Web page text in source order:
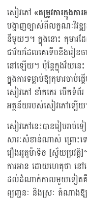
សៀវភៅ «តម្រូវការក្នុងក
បង្ហាញច្បាស់ពីលក្ខណៈវិវឌ្
នីមួយៗ។ ក្នុងនោះ កុមារ
ជាវ័យដែលគេទើបនឹងរៀន
នៅឡើយ។ ប៉ុន្តែក្នុង​វ័យ
ក្នុងការទម្លាប់ឱ្យកុមារច
សៀវភៅ ខាំកកេរ បើកទំព័
អត្ថន័យរបស់សៀវភៅឡើ
សៀវភៅនេះបានរៀបរាប់ទ
សារៈសំខាន់ណាស់ ព្រោះទៅ
រឿងអូតូម៉ាទិច [ស្វ័យប្រវត្
ការអាន ដោយហេតុថា នៅ
ដល់ដំណាក់កាលមួយទៀតគឺកា
ព្យញ្ជនៈ និងស្រៈ តំណាងឱ្